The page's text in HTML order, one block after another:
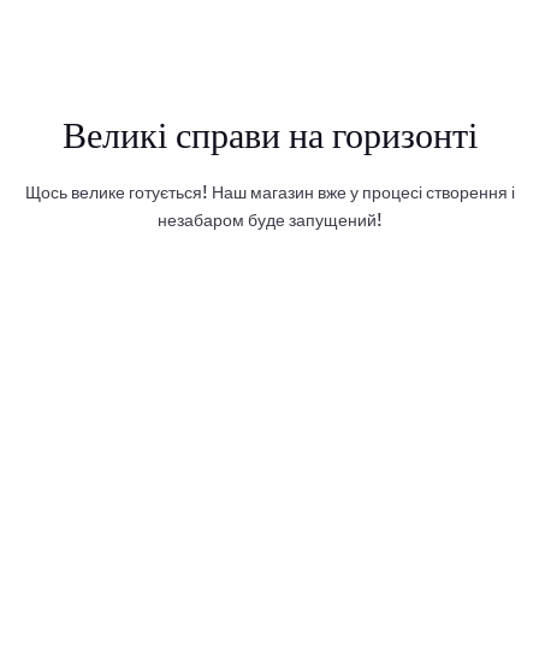
Великі справи на горизонті
Щось велике готується! Наш магазин вже у процесі створення і
незабаром буде запущений!